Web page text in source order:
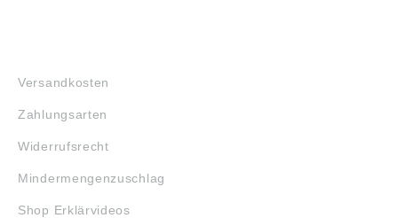
Versandkosten
Zahlungsarten
Widerrufsrecht
Mindermengenzuschlag
Shop Erklärvideos